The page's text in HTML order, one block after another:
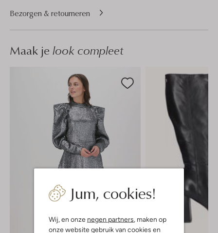
Jum, cookies!
Wij, en onze negen partners, maken op
onze website gebruik van cookies en
Bezorgen & retourneren
Maak je look compleet